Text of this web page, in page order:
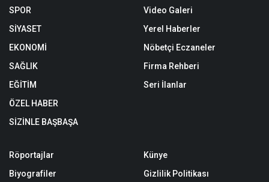
SPOR
SİYASET
EKONOMİ
SAĞLIK
EĞİTİM
ÖZEL HABER
SİZİNLE BAŞBAŞA
Video Galeri
Yerel Haberler
Nöbetçi Eczaneler
Firma Rehberi
Seri İlanlar
Röportajlar
Biyografiler
Künye
Gizlilik Politikası